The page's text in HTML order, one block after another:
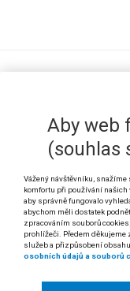
POBYT
odst. 3 písm. c) a § 174a
č. 427/2010 Sb., č.
orgány jsou
3 písm. c) zákona č.
do soukromého a
rozsudku Nejvyššího
Aby web
(souhlas
Vážený návštěvníku,
komfortu při používání
aby správně fungovalo
abychom měli dostatek
zpracováním souborů
prohlížeči. Předem děkujeme
služeb a přizpůsobení
osobních údajů a souborů